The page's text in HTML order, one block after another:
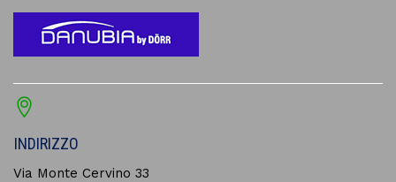
INDIRIZZO
Via Monte Cervino 33